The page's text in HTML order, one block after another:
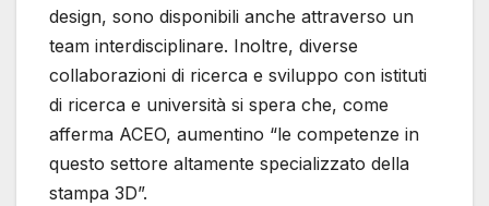
design, sono disponibili anche attraverso un
team interdisciplinare. Inoltre, diverse
collaborazioni di ricerca e sviluppo con istituti
di ricerca e università si spera che, come
afferma ACEO, aumentino “le competenze in
questo settore altamente specializzato della
stampa 3D”.